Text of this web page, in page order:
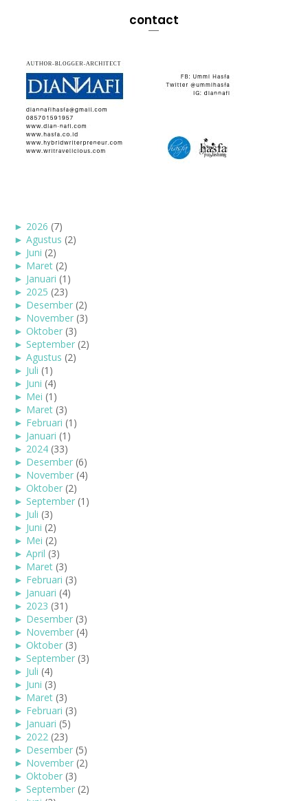
contact
► 2026 (7)
► Agustus (2)
► Juni (2)
► Maret (2)
► Januari (1)
► 2025 (23)
► Desember (2)
► November (3)
► Oktober (3)
► September (2)
► Agustus (2)
► Juli (1)
► Juni (4)
► Mei (1)
► Maret (3)
► Februari (1)
► Januari (1)
► 2024 (33)
► Desember (6)
► November (4)
► Oktober (2)
► September (1)
► Juli (3)
► Juni (2)
► Mei (2)
► April (3)
► Maret (3)
► Februari (3)
► Januari (4)
► 2023 (31)
► Desember (3)
► November (4)
► Oktober (3)
► September (3)
► Juli (4)
► Juni (3)
► Maret (3)
► Februari (3)
► Januari (5)
► 2022 (23)
► Desember (5)
► November (2)
► Oktober (3)
► September (2)